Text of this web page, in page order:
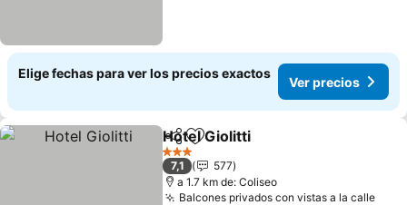
Elige fechas para ver los precios exactos
Ver precios
CompartirAgregar a favoritos
Hotel Giolitti
3 Estrellas
7,1
577
a 1.7 km de: Coliseo
Balcones privados con vistas a la calle